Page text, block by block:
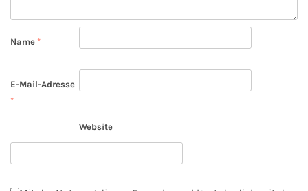
Name *
E-Mail-Adresse
*
Website